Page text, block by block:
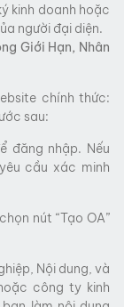
kinh doanh hoặc
người đại diện.
Giới Hạn, Nhân
chính thức:
sau:
đăng nhập. Nếu
cầu xác minh
nút “Tạo OA”
Nội dung, và
công ty kinh